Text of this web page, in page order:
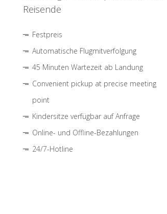
Reisende
Festpreis
Automatische Flugmitverfolgung
45 Minuten Wartezeit ab Landung
Convenient pickup at precise meeting
point
Kindersitze verfügbar auf Anfrage
Online- und Offline-Bezahlungen
24/7-Hotline